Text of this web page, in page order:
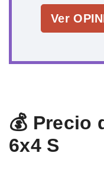
Ver
💰 Precio
6x4 S